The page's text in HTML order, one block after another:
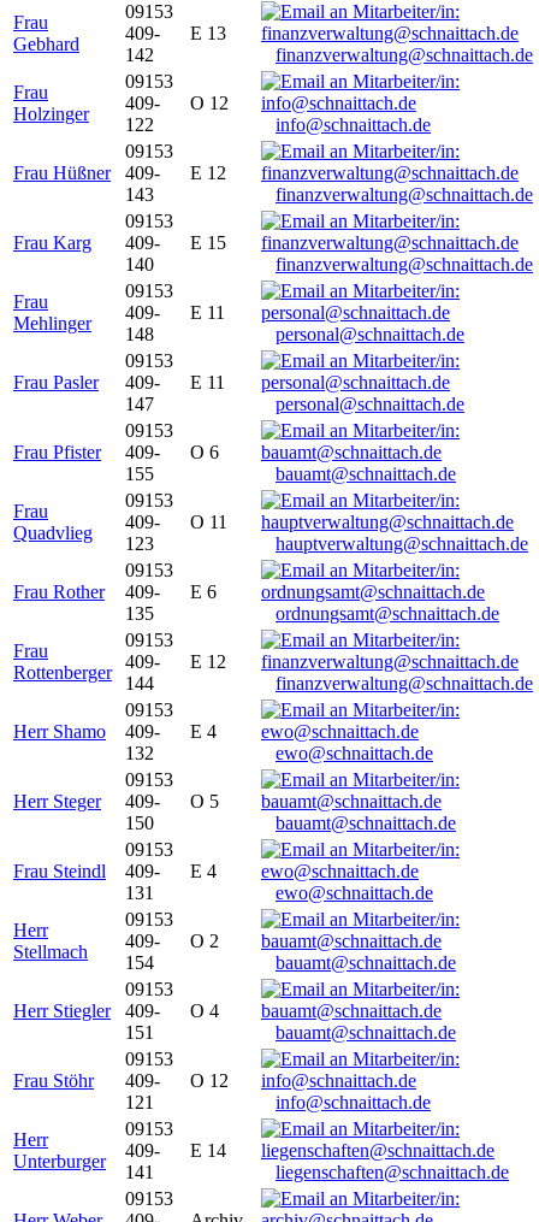
Frau
Gebhard
09153
409-
142
E 13
finanzverwaltung@schnaittach.de
Frau
Holzinger
09153
409-
122
O 12
info@schnaittach.de
Frau Hüßner
09153
409-
143
E 12
finanzverwaltung@schnaittach.de
Frau Karg
09153
409-
140
E 15
finanzverwaltung@schnaittach.de
Frau
Mehlinger
09153
409-
148
E 11
personal@schnaittach.de
Frau Pasler
09153
409-
147
E 11
personal@schnaittach.de
Frau Pfister
09153
409-
155
O 6
bauamt@schnaittach.de
Frau
Quadvlieg
09153
409-
123
O 11
hauptverwaltung@schnaittach.de
Frau Rother
09153
409-
135
E 6
ordnungsamt@schnaittach.de
Frau
Rottenberger
09153
409-
144
E 12
finanzverwaltung@schnaittach.de
Herr Shamo
09153
409-
132
E 4
ewo@schnaittach.de
Herr Steger
09153
409-
150
O 5
bauamt@schnaittach.de
Frau Steindl
09153
409-
131
E 4
ewo@schnaittach.de
Herr
Stellmach
09153
409-
154
O 2
bauamt@schnaittach.de
Herr Stiegler
09153
409-
151
O 4
bauamt@schnaittach.de
Frau Stöhr
09153
409-
121
O 12
info@schnaittach.de
Herr
Unterburger
09153
409-
141
E 14
liegenschaften@schnaittach.de
09153